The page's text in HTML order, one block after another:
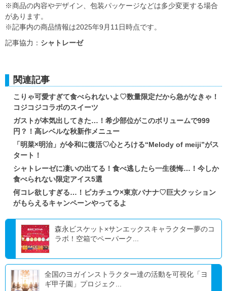
※商品の内容やデザイン、包装パッケージなどは多少変更する場合
があります。
※記事内の商品情報は2025年9月11日時点です。
記事協力： シャトレーゼ
関連記事
こりゃ可愛すぎて食べられないよ♡数量限定だから急がなきゃ！
コジコジコラボのスイーツ
ガストが本気出してきた…！希少部位がこのボリュームで999
円？！高レベルな秋新作メニュー
「明菜×明治」が令和に復活♡心とろける“Melody of meiji”がス
タート！
シャトレーゼに凄いの出てる！食べ逃したら一生後悔…！今しか
食べられない限定アイス5選
何コレ欲しすぎる…！ピカチュウ×東京バナナ♡巨大クッション
がもらえるキャンペーンやってるよ
森永ビスケット×サンエックスキャラクター夢のコ
ラボ！空箱でペーパーク...
全国のヨガインストラクター達の活動を可視化「ヨ
ギ甲子園」プロジェク...